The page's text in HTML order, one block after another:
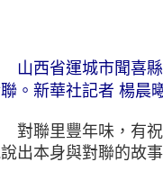
西省運城市聞喜縣
。新華社記者 楊晨
聯里豐年味，有祝
出本身與對聯的故事